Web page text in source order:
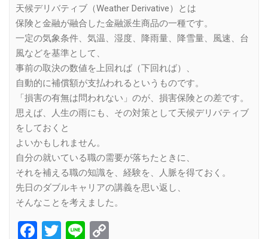
天候デリバティブ（Weather Derivative）とは
保険と金融が融合した金融派生商品の一種です。
一定の気象条件、気温、湿度、降雨量、降雪量、風速、台
風などを基準として、
事前の取決の数値を上回れば（下回れば）、
自動的に補償額が支払われるというものです。
「損害の有無は問われない」のが、損害保険との差です。
思えば、人生の雨にも、その対策として天候デリバティブ
をしておくと
よいかもしれません。
自分の就いている職の需要が落ちたときに、
それを補える職の知識を、経験を、人脈を得ておく。
先日のダブルキャリアの講義を思い返し、
そんなことを考えました。
Facebook
Twitter
Line